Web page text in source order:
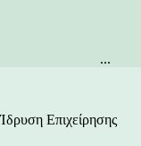
...
Ίδρυση Επιχείρησης